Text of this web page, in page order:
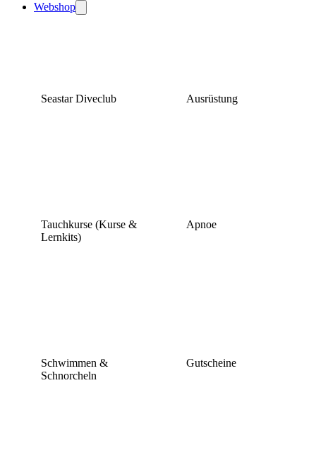
Webshop
Seastar Diveclub Ausrüstung
Tauchkurse (Kurse &
Lernkits)
Apnoe
Schwimmen &
Schnorcheln
Gutscheine